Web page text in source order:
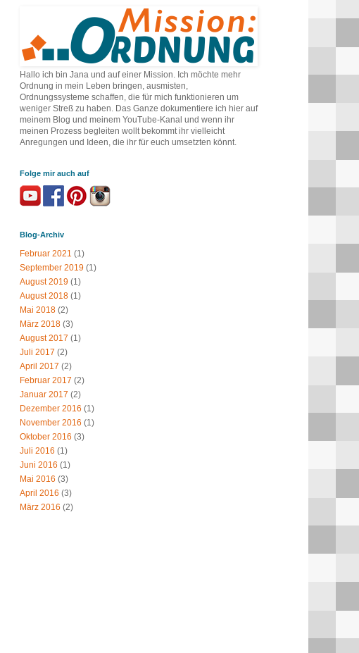
Hallo ich bin Jana und auf einer Mission. Ich möchte mehr
Ordnung in mein Leben bringen, ausmisten,
Ordnungssysteme schaffen, die für mich funktionieren um
weniger Streß zu haben. Das Ganze dokumentiere ich hier auf
meinem Blog und meinem YouTube-Kanal und wenn ihr
meinen Prozess begleiten wollt bekommt ihr vielleicht
Anregungen und Ideen, die ihr für euch umsetzten könnt.
Folge mir auch auf
Blog-Archiv
Februar 2021 (1)
September 2019 (1)
August 2019 (1)
August 2018 (1)
Mai 2018 (2)
März 2018 (3)
August 2017 (1)
Juli 2017 (2)
April 2017 (2)
Februar 2017 (2)
Januar 2017 (2)
Dezember 2016 (1)
November 2016 (1)
Oktober 2016 (3)
Juli 2016 (1)
Juni 2016 (1)
Mai 2016 (3)
April 2016 (3)
März 2016 (2)